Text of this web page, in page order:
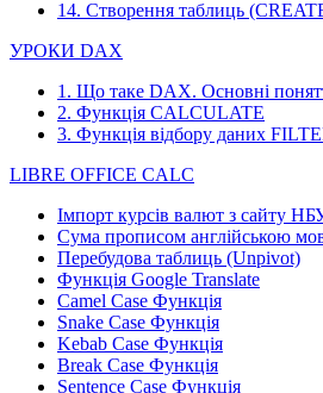
14. Створення таблиць
УРОКИ DAX
1. Що таке DAX. Основні
2. Функція CALCULATE
3. Функція відбору даних
LIBRE OFFICE CALC
Імпорт курсів валют з сайту
Сума прописом англійською
Перебудова таблиць (Unpivot)
Функція Google Translate
Camel Case Функція
Snake Case Функція
Kebab Case Функція
Break Case Функція
Sentence Case Функція